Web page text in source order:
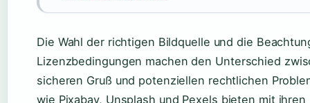
Die Wahl der richtigen Bildquelle und die
Lizenzbedingungen machen den Unterschied
sicheren Gruß und potenziellen rechtlichen
wie Pixabay, Unsplash und Pexels bieten mit